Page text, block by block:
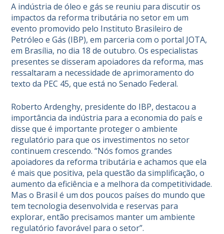
A indústria de óleo e gás se reuniu para discutir os
impactos da reforma tributária no setor em um
evento promovido pelo Instituto Brasileiro de
Petróleo e Gás (IBP), em parceria com o portal JOTA,
em Brasília, no dia 18 de outubro. Os especialistas
presentes se disseram apoiadores da reforma, mas
ressaltaram a necessidade de aprimoramento do
texto da PEC 45, que está no Senado Federal.
Roberto Ardenghy, presidente do IBP, destacou a
importância da indústria para a economia do país e
disse que é importante proteger o ambiente
regulatório para que os investimentos no setor
continuem crescendo. “Nós fomos grandes
apoiadores da reforma tributária e achamos que ela
é mais que positiva, pela questão da simplificação, o
aumento da eficiência e a melhora da competitividade.
Mas o Brasil é um dos poucos países do mundo que
tem tecnologia desenvolvida e reservas para
explorar, então precisamos manter um ambiente
regulatório favorável para o setor”.